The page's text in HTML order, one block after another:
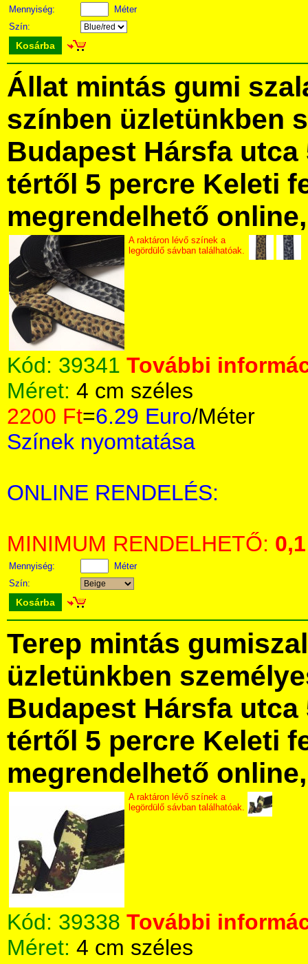
Mennyiség:
Méter
Szín:
Kosárba
Állat mintás gumi
színben üzletünkben
Budapest Hársfa utca
tértől 5 percre Keleti
megrendelhető
A raktáron lévő színek a
legördülő sávban találhatóak.
Kód: 39341 További
Méret: 4 cm széles
2200 Ft=6.29 Euro/Méter
Színek nyomtatása
ONLINE RENDELÉS:
MINIMUM RENDELHETŐ: 0,1
Mennyiség:
Méter
Szín:
Kosárba
Terep mintás
üzletünkben
Budapest Hársfa utca
tértől 5 percre Keleti
megrendelhető
A raktáron lévő színek a
legördülő sávban találhatóak.
Kód: 39338 További
Méret: 4 cm széles